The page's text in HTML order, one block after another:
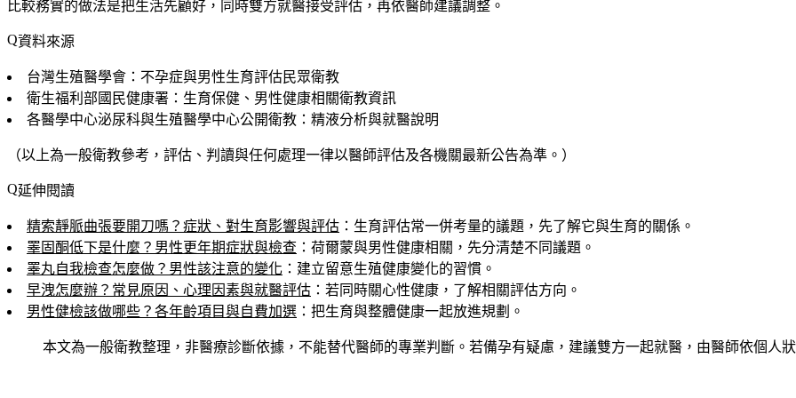
比較務實的做法是把生活先顧好，同時雙方就醫接受評估，再依醫師建議調整。
資料來源
台灣生殖醫學會：不孕症與男性生育評估民眾衛教
衛生福利部國民健康署：生育保健、男性健康相關衛教資訊
各醫學中心泌尿科與生殖醫學中心公開衛教：精液分析與就醫說明
（以上為一般衛教參考，評估、判讀與任何處理一律以醫師評估及各機關最新公告為準。）
延伸閱讀
精索靜脈曲張要開刀嗎？症狀、對生育影響與評估 ：生育評估常一併考量的議題，先了解它與生育的關係。
睪固酮低下是什麼？男性更年期症狀與檢查 ：荷爾蒙與男性健康相關，先分清楚不同議題。
睪丸自我檢查怎麼做？男性該注意的變化 ：建立留意生殖健康變化的習慣。
早洩怎麼辦？常見原因、心理因素與就醫評估 ：若同時關心性健康，了解相關評估方向。
男性健檢該做哪些？各年齡項目與自費加選 ：把生育與整體健康一起放進規劃。
本文為一般衛教整理，非醫療診斷依據，不能替代醫師的專業判斷。若備孕有疑慮，建議雙方一起就醫，由醫師依個人